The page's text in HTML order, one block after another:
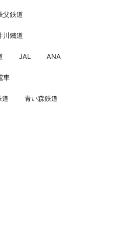
父鉄道
川鐵道
JAL ANA
車
道 青い森鉄道